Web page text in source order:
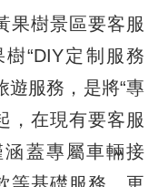
樹景區要客服
“DIY定制服務
遊服務，是將“專
，在現有要客服
蓋專屬車輛接
等基礎服務，更